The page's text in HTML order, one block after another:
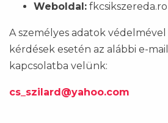
Weboldal: fkcsikszereda.ro
A személyes adatok
kérdések esetén az alábbi e-
kapcsolatba velünk:
cs_szilard@yahoo.com